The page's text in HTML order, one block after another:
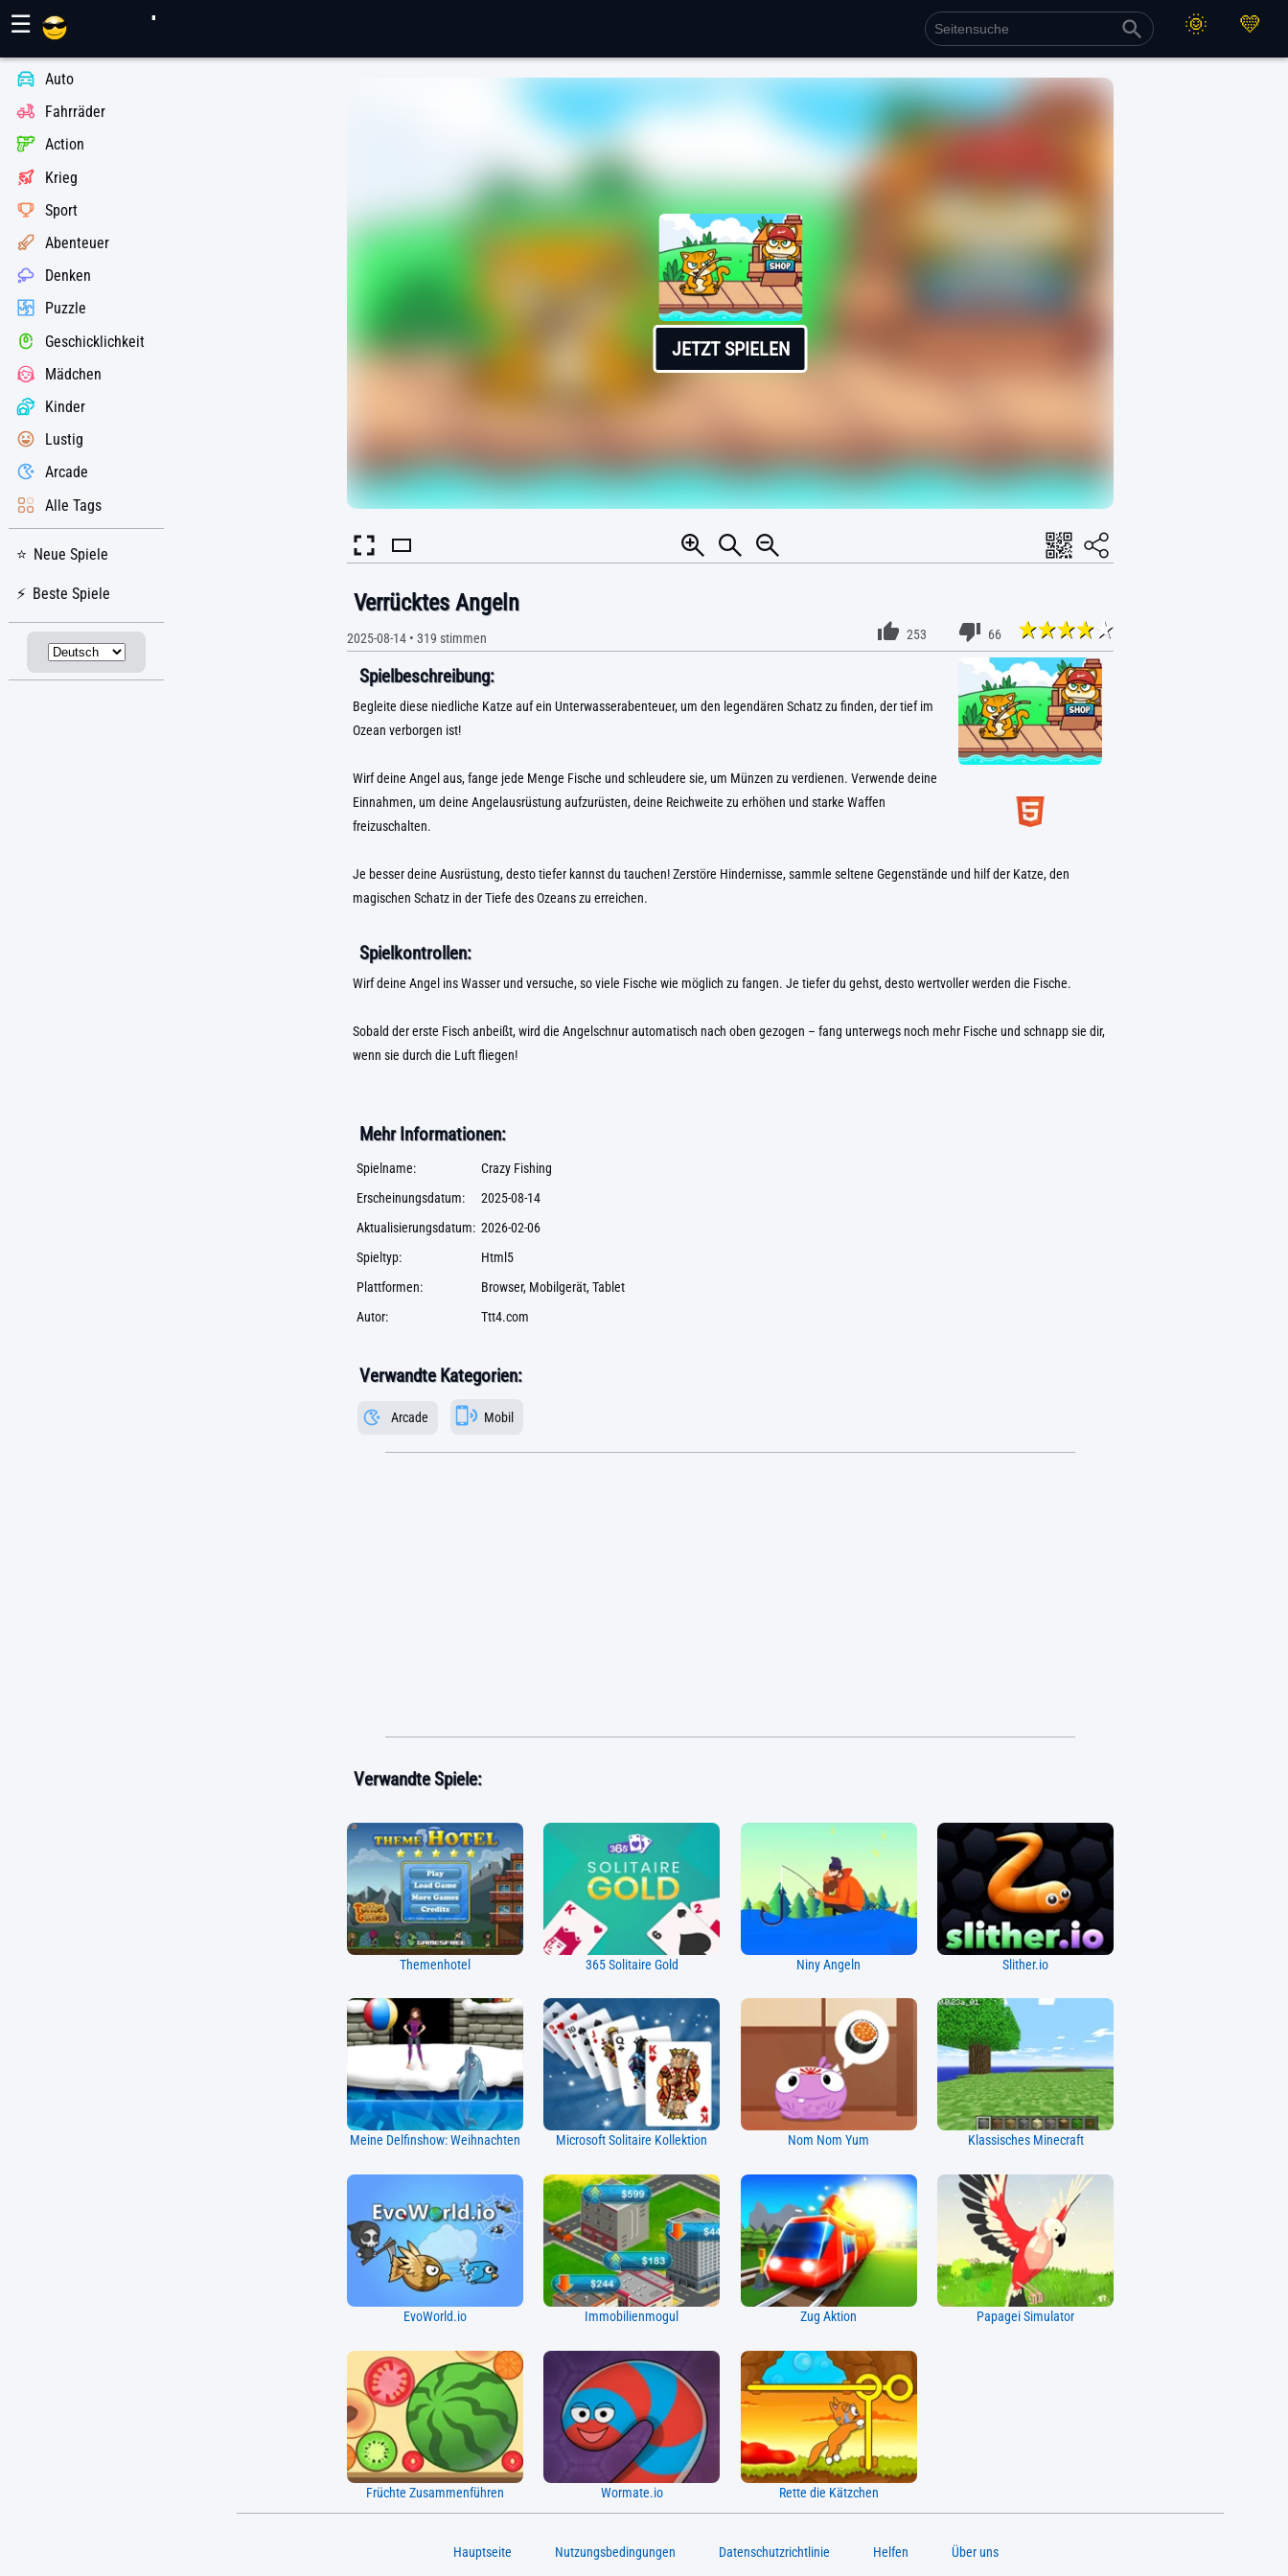
☰
Auto
Fahrräder
Action
Krieg
Sport
Abenteuer
Denken
Puzzle
Geschicklichkeit
Mädchen
Kinder
Lustig
Arcade
Alle Tags
Neue Spiele
Beste Spiele
JETZT SPIELEN
Verrücktes Angeln
2025-08-14• 319 stimmen 253 66
Spielbeschreibung:
Begleite diese niedliche Katze auf ein Unterwasserabenteuer, um den legendären Schatz zu finden, der tief im
Ozean verborgen ist!
Wirf deine Angel aus, fange jede Menge Fische und schleudere sie, um Münzen zu verdienen. Verwende deine
Einnahmen, um deine Angelausrüstung aufzurüsten, deine Reichweite zu erhöhen und starke Waffen
freizuschalten.
Je besser deine Ausrüstung, desto tiefer kannst du tauchen! Zerstöre Hindernisse, sammle seltene Gegenstände und hilf der Katze, den
magischen Schatz in der Tiefe des Ozeans zu erreichen.
Spielkontrollen:
Wirf deine Angel ins Wasser und versuche, so viele Fische wie möglich zu fangen. Je tiefer du gehst, desto wertvoller werden die Fische.
Sobald der erste Fisch anbeißt, wird die Angelschnur automatisch nach oben gezogen – fang unterwegs noch mehr Fische und schnapp sie dir,
wenn sie durch die Luft fliegen!
Mehr Informationen:
Spielname:
Crazy Fishing
Erscheinungsdatum:
2025-08-14
Aktualisierungsdatum: 2026-02-06
Spieltyp:
Html5
Plattformen:
Browser, Mobilgerät, Tablet
Autor:
Ttt4.com
Verwandte Kategorien:
Arcade Mobil
Verwandte Spiele:
Themenhotel 365 Solitaire Gold Niny Angeln Slither.io
Meine Delfinshow: Weihnachten Microsoft Solitaire Kollektion Nom Nom Yum Klassisches Minecraft
EvoWorld.io Immobilienmogul Zug Aktion Papagei Simulator
Früchte Zusammenführen Wormate.io Rette die Kätzchen
Hauptseite Nutzungsbedingungen Datenschutzrichtlinie Helfen Über uns